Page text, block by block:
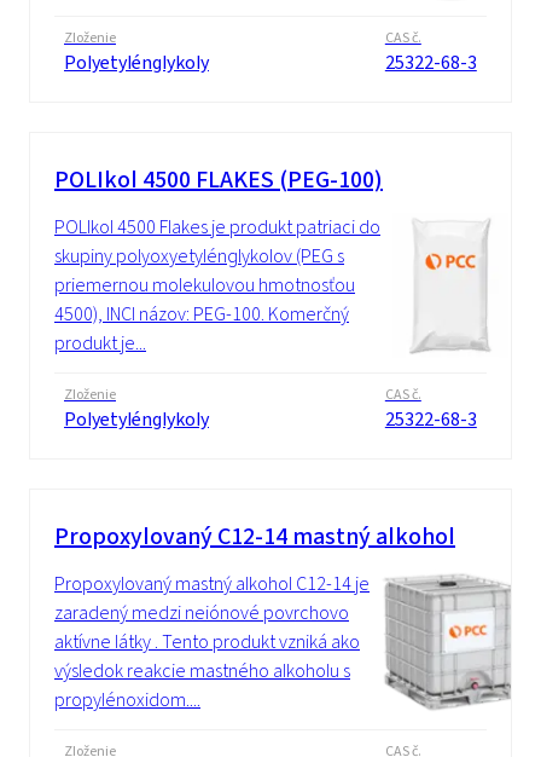
Zloženie
Polyetylénglykoly
CAS č.
25322-68-3
POLIkol 4500 FLAKES (PEG-100)
POLIkol 4500 Flakes je produkt patriaci do
skupiny polyoxyetylénglykolov (PEG s
priemernou molekulovou hmotnosťou
4500), INCI názov: PEG-100. Komerčný
produkt je...
Zloženie
Polyetylénglykoly
CAS č.
25322-68-3
Propoxylovaný C12-14 mastný alkohol
Propoxylovaný mastný alkohol C12-14 je
zaradený medzi neiónové povrchovo
aktívne látky . Tento produkt vzniká ako
výsledok reakcie mastného alkoholu s
propylénoxidom....
Zloženie CAS č.